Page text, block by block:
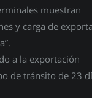
muestran
y carga de
a la exportación
de tránsito de 23